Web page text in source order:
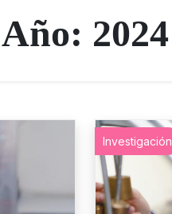
Año: 2024
Investigación